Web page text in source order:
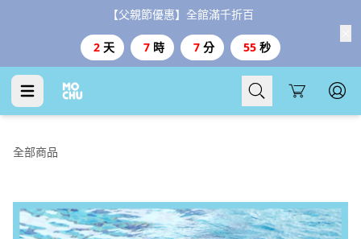
【父親節優惠】全館滿千折百
2 天 7 時 7 分 54 秒
Cart
全部商品